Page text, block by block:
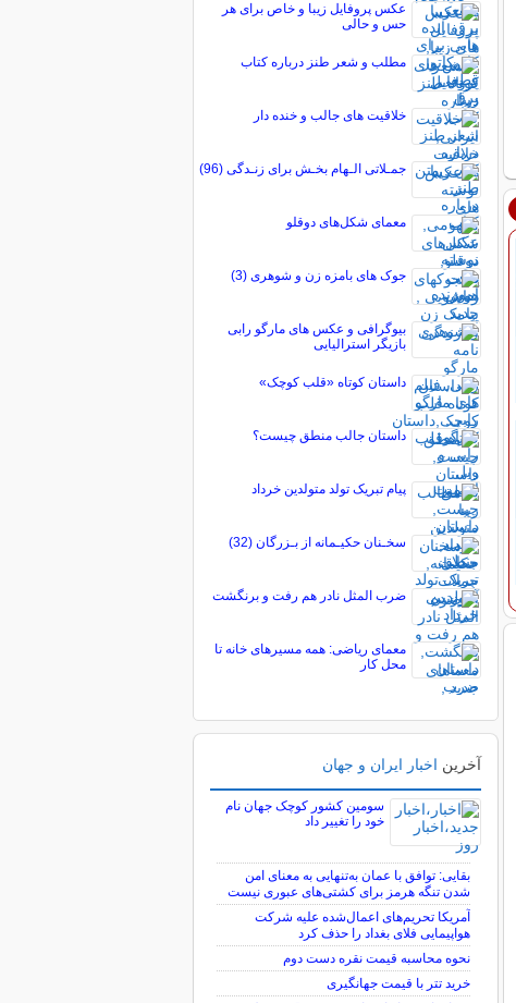
عکس پروفایل زیبا و خاص برای هر
حس و حالی
مطلب و شعر طنز درباره کتاب
خلاقیت های جالب و خنده دار
جمـلاتی الـهام بخـش برای زنـدگی (96)
معمای شکل‌های دوقلو
جوک های بامزه زن و شوهری (3)
بیوگرافی و عکس های مارگو رابی
بازیگر استرالیایی
داستان کوتاه «قلب کوچک»
داستان جالب منطق چیست؟
پیام تبریک تولد متولدین خرداد
سخـنان حکیـمانه از بـزرگان (32)
ضرب المثل نادر هم رفت و برنگشت
معمای ریاضی: همه مسیرهای خانه تا
محل کار
آخرین اخبار ایران و جهان
سومین کشور کوچک جهان نام
خود را تغییر داد
بقایی: توافق با عمان به‌تنهایی به معنای امن
شدن تنگه هرمز برای کشتی‌های عبوری نیست
آمریکا تحریم‌های اعمال‌شده علیه شرکت
هواپیمایی فلای بغداد را حذف کرد
نحوه محاسبه قیمت نقره دست دوم
خرید تتر با قیمت جهانگیری